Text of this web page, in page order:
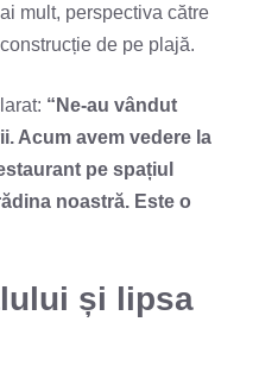
mult, perspectiva către
de pe plajă.
“Ne-au vândut
Acum avem vedere la
pe spațiul
noastră. Este o
și lipsa